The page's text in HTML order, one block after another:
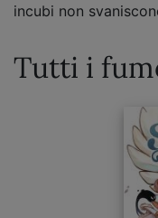
incubi non
Tutti i